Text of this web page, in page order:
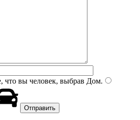
что вы человек, выбрав Дом.